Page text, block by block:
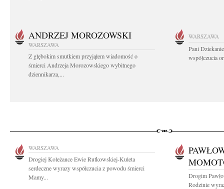
ANDRZEJ MOROZOWSKI
WARSZAWA
Z głębokim smutkiem przyjąłem wiadomość o
śmierci Andrzeja Morozowskiego wybitnego
dziennikarza,...
WARSZAWA
Pani
współczucia
WARSZAWA
Drogiej Koleżance Ewie Rutkowskiej-Kuleta
serdeczne wyrazy współczucia z powodu śmierci
Mamy...
Drogim
Rodzinie